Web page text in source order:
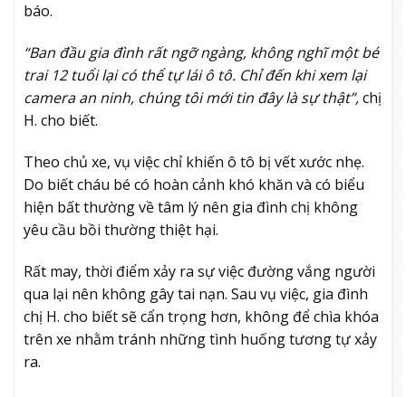
báo.
“Ban đầu gia đình rất ngỡ ngàng, không nghĩ một bé
trai 12 tuổi lại có thể tự lái ô tô. Chỉ đến khi xem lại
camera an ninh, chúng tôi mới tin đây là sự thật”,chị
H. cho biết.
Theo chủ xe, vụ việc chỉ khiến ô tô bị vết xước nhẹ.
Do biết cháu bé có hoàn cảnh khó khăn và có biểu
hiện bất thường về tâm lý nên gia đình chị không
yêu cầu bồi thường thiệt hại.
Rất may, thời điểm xảy ra sự việc đường vắng người
qua lại nên không gây tai nạn. Sau vụ việc, gia đình
chị H. cho biết sẽ cẩn trọng hơn, không để chìa khóa
trên xe nhằm tránh những tình huống tương tự xảy
ra.